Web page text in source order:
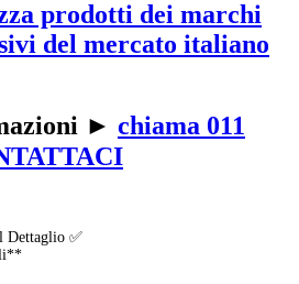
prodotti dei marchi
del mercato italiano
► chiama 011
Dettaglio ✅